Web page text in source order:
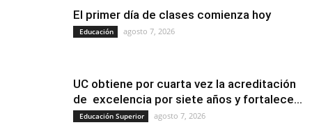
El primer día de clases comienza hoy
Educación agosto 7, 2026
UC obtiene por cuarta vez la acreditación
de excelencia por siete años y fortalece...
Educación Superior agosto 7, 2026